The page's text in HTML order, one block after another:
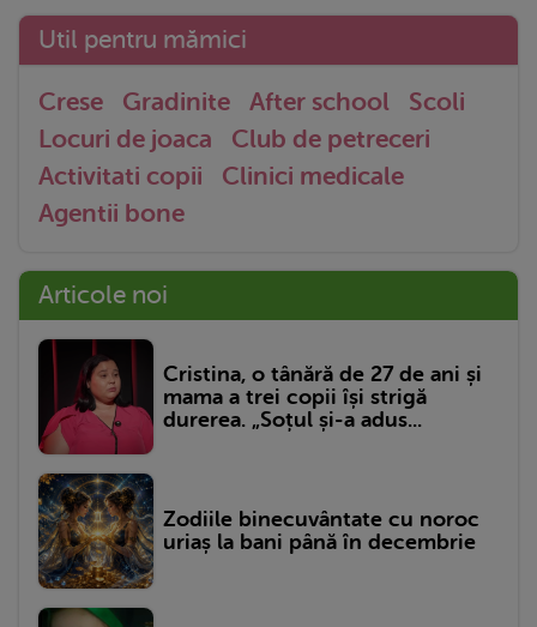
Util pentru mămici
Crese Gradinite After school
Scoli
Locuri de joaca
Club de petreceri
Activitati copii
Clinici medicale
Agentii bone
Articole noi
Cristina, o tânără de 27 de ani și
mama a trei copii își strigă
durerea. „Soțul și-a adus...
Zodiile binecuvântate cu noroc
uriaș la bani până în decembrie